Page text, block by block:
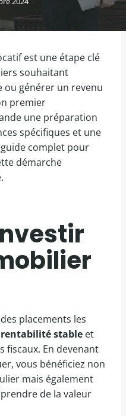
est une étape clé
souhaitant
générer un revenu
premier
une préparation
spécifiques et une
complet pour
démarche
placements les
rentabilité stable et
fiscaux. En devenant
vous bénéficiez non
mais également
de la valeur